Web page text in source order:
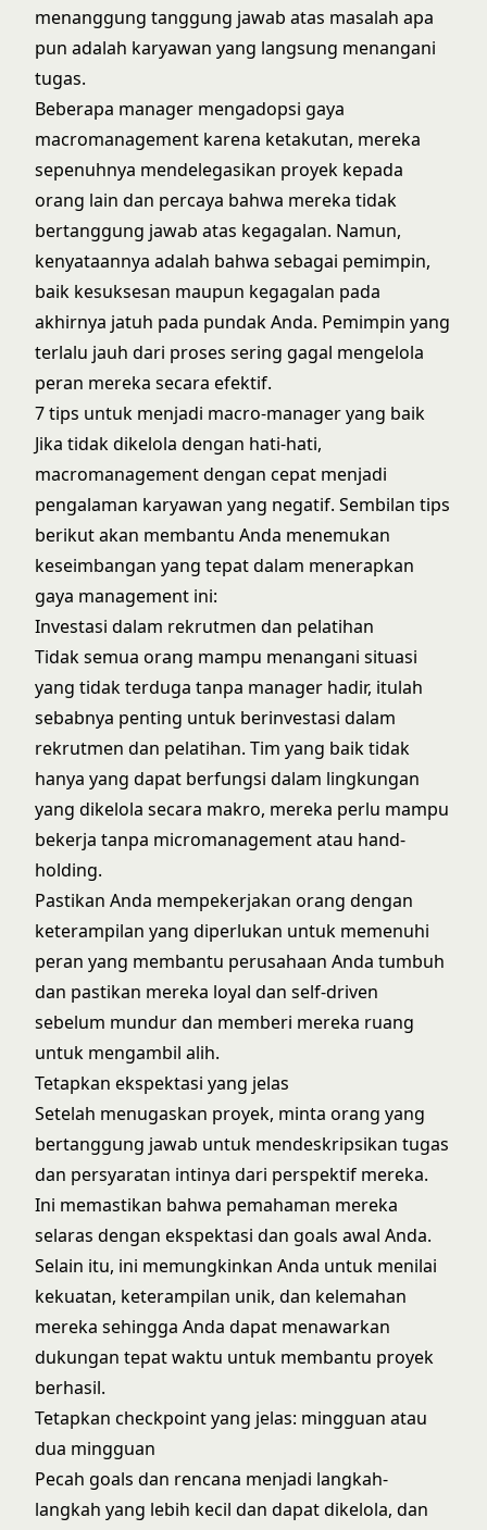
menanggung tanggung jawab atas masalah apa
pun adalah karyawan yang langsung menangani
tugas.
Beberapa manager mengadopsi gaya
macromanagement karena ketakutan, mereka
sepenuhnya mendelegasikan proyek kepada
orang lain dan percaya bahwa mereka tidak
bertanggung jawab atas kegagalan. Namun,
kenyataannya adalah bahwa sebagai pemimpin,
baik kesuksesan maupun kegagalan pada
akhirnya jatuh pada pundak Anda. Pemimpin yang
terlalu jauh dari proses sering gagal mengelola
peran mereka secara efektif.
7 tips untuk menjadi macro-manager yang baik
Jika tidak dikelola dengan hati-hati,
macromanagement dengan cepat menjadi
pengalaman karyawan yang negatif. Sembilan tips
berikut akan membantu Anda menemukan
keseimbangan yang tepat dalam menerapkan
gaya management ini:
Investasi dalam rekrutmen dan pelatihan
Tidak semua orang mampu menangani situasi
yang tidak terduga tanpa manager hadir, itulah
sebabnya penting untuk berinvestasi dalam
rekrutmen dan pelatihan. Tim yang baik tidak
hanya yang dapat berfungsi dalam lingkungan
yang dikelola secara makro, mereka perlu mampu
bekerja tanpa micromanagement atau hand-
holding.
Pastikan Anda mempekerjakan orang dengan
keterampilan yang diperlukan untuk memenuhi
peran yang membantu perusahaan Anda tumbuh
dan pastikan mereka loyal dan self-driven
sebelum mundur dan memberi mereka ruang
untuk mengambil alih.
Tetapkan ekspektasi yang jelas
Setelah menugaskan proyek, minta orang yang
bertanggung jawab untuk mendeskripsikan tugas
dan persyaratan intinya dari perspektif mereka.
Ini memastikan bahwa pemahaman mereka
selaras dengan ekspektasi dan goals awal Anda.
Selain itu, ini memungkinkan Anda untuk menilai
kekuatan, keterampilan unik, dan kelemahan
mereka sehingga Anda dapat menawarkan
dukungan tepat waktu untuk membantu proyek
berhasil.
Tetapkan checkpoint yang jelas: mingguan atau
dua mingguan
Pecah goals dan rencana menjadi langkah-
langkah yang lebih kecil dan dapat dikelola, dan